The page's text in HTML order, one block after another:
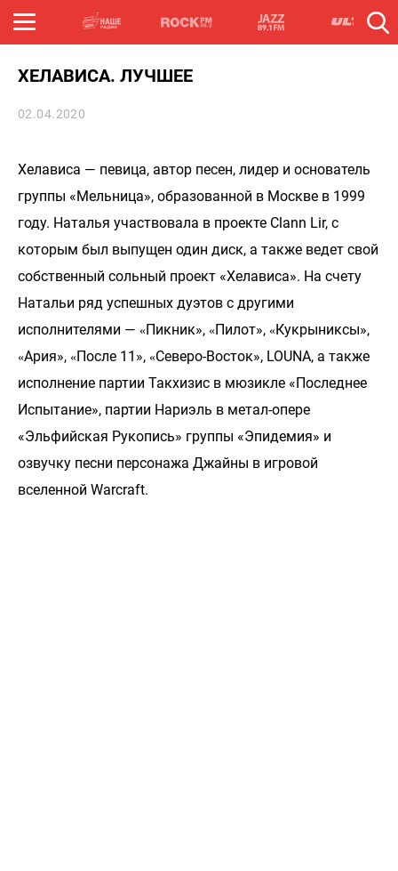
ХЕЛАВИСА. ЛУЧШЕЕ
02.04.2020
Хелависа — певица, автор песен, лидер и основатель
группы «Мельница», образованной в Москве в 1999
году. Наталья участвовала в проекте Clann Lir, с
которым был выпущен один диск, а также ведет свой
собственный сольный проект «Хелависа». На счету
Натальи ряд успешных дуэтов с другими
исполнителями — «Пикник», «Пилот», «Кукрыниксы»,
«Ария», «После 11», «Северо-Восток», LOUNA, а также
исполнение партии Такхизис в мюзикле «Последнее
Испытание», партии Нариэль в метал-опере
«Эльфийская Рукопись» группы «Эпидемия» и
озвучку песни персонажа Джайны в игровой
вселенной Warcraft.